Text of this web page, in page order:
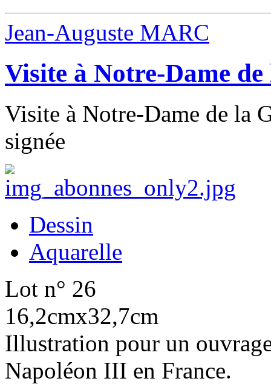
Jean-Auguste MARC
Visite à Notre-Dame
Visite à Notre-Dame de la
signée
Dessin
Aquarelle
Lot n° 26
16,2cmx32,7cm
Illustration pour un
Napoléon III en France.